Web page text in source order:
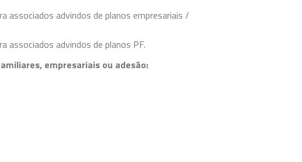
associados advindos de planos empresariais /
associados advindos de planos PF.
empresariais ou adesão: